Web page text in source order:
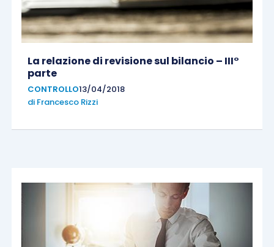
La relazione di revisione sul bilancio – III°
parte
CONTROLLO13/04/2018
di Francesco Rizzi